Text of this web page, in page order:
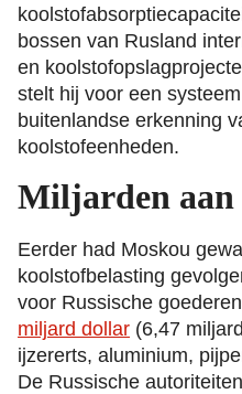
bossen van Rusland
en
stelt hij voor een
buitenlandse erkenning
koolstofeenheden.
Miljarden aan
Eerder had Moskou
koolstofbelasting
voor Russische
miljard dollar (6,47
ijzererts, aluminium,
De Russische